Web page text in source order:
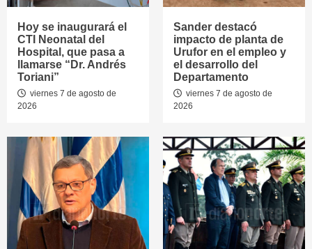
Hoy se inaugurará el
CTI Neonatal del
Hospital, que pasa a
llamarse “Dr. Andrés
Toriani”
viernes 7 de agosto de
2026
Sander destacó
impacto de planta de
Urufor en el empleo y
el desarrollo del
Departamento
viernes 7 de agosto de
2026